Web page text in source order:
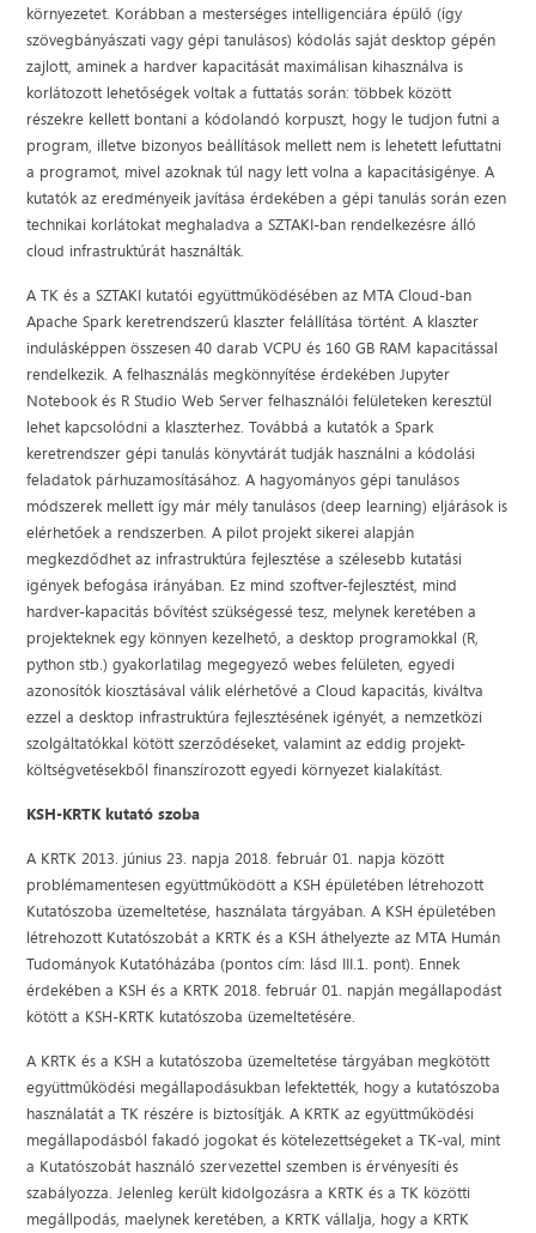
környezetet. Korábban a mesterséges intelligenciára épülő (így
szövegbányászati vagy gépi tanulásos) kódolás saját desktop gépén
zajlott, aminek a hardver kapacitását maximálisan kihasználva is
korlátozott lehetőségek voltak a futtatás során: többek között
részekre kellett bontani a kódolandó korpuszt, hogy le tudjon futni a
program, illetve bizonyos beállítások mellett nem is lehetett lefuttatni
a programot, mivel azoknak túl nagy lett volna a kapacitásigénye. A
kutatók az eredményeik javítása érdekében a gépi tanulás során ezen
technikai korlátokat meghaladva a SZTAKI-ban rendelkezésre álló
cloud infrastruktúrát használták.
A TK és a SZTAKI kutatói együttműködésében az MTA Cloud-ban
Apache Spark keretrendszerű klaszter felállítása történt. A klaszter
indulásképpen összesen 40 darab VCPU és 160 GB RAM kapacitással
rendelkezik. A felhasználás megkönnyítése érdekében Jupyter
Notebook és R Studio Web Server felhasználói felületeken keresztül
lehet kapcsolódni a klaszterhez. Továbbá a kutatók a Spark
keretrendszer gépi tanulás könyvtárát tudják használni a kódolási
feladatok párhuzamosításához. A hagyományos gépi tanulásos
módszerek mellett így már mély tanulásos (deep learning) eljárások is
elérhetőek a rendszerben. A pilot projekt sikerei alapján
megkezdődhet az infrastruktúra fejlesztése a szélesebb kutatási
igények befogása irányában. Ez mind szoftver-fejlesztést, mind
hardver-kapacitás bővítést szükségessé tesz, melynek keretében a
projekteknek egy könnyen kezelhető, a desktop programokkal (R,
python stb.) gyakorlatilag megegyező webes felületen, egyedi
azonosítók kiosztásával válik elérhetővé a Cloud kapacitás, kiváltva
ezzel a desktop infrastruktúra fejlesztésének igényét, a nemzetközi
szolgáltatókkal kötött szerződéseket, valamint az eddig projekt-
költségvetésekből finanszírozott egyedi környezet kialakítást.
KSH-KRTK kutató szoba
A KRTK 2013. június 23. napja 2018. február 01. napja között
problémamentesen együttműködött a KSH épületében létrehozott
Kutatószoba üzemeltetése, használata tárgyában. A KSH épületében
létrehozott Kutatószobát a KRTK és a KSH áthelyezte az MTA Humán
Tudományok Kutatóházába (pontos cím: lásd III.1. pont). Ennek
érdekében a KSH és a KRTK 2018. február 01. napján megállapodást
kötött a KSH-KRTK kutatószoba üzemeltetésére.
A KRTK és a KSH a kutatószoba üzemeltetése tárgyában megkötött
együttműködési megállapodásukban lefektették, hogy a kutatószoba
használatát a TK részére is biztosítják. A KRTK az együttműködési
megállapodásból fakadó jogokat és kötelezettségeket a TK-val, mint
a Kutatószobát használó szervezettel szemben is érvényesíti és
szabályozza. Jelenleg került kidolgozásra a KRTK és a TK közötti
megállpodás, maelynek keretében, a KRTK vállalja, hogy a KRTK